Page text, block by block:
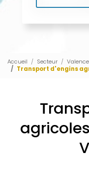
Accueil Secteur
Valence
Transport d'engins